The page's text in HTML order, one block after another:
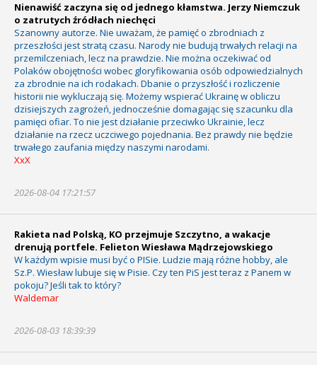
Nienawiść zaczyna się od jednego kłamstwa. Jerzy Niemczuk
o zatrutych źródłach niechęci
Szanowny autorze. Nie uważam, że pamięć o zbrodniach z
przeszłości jest stratą czasu. Narody nie budują trwałych relacji na
przemilczeniach, lecz na prawdzie. Nie można oczekiwać od
Polaków obojętności wobec gloryfikowania osób odpowiedzialnych
za zbrodnie na ich rodakach. Dbanie o przyszłość i rozliczenie
historii nie wykluczają się. Możemy wspierać Ukrainę w obliczu
dzisiejszych zagrożeń, jednocześnie domagając się szacunku dla
pamięci ofiar. To nie jest działanie przeciwko Ukrainie, lecz
działanie na rzecz uczciwego pojednania. Bez prawdy nie będzie
trwałego zaufania między naszymi narodami.
XxX
2026-08-04 17:21:57
Rakieta nad Polską, KO przejmuje Szczytno, a wakacje
drenują portfele. Felieton Wiesława Mądrzejowskiego
W każdym wpisie musi być o PISie. Ludzie mają różne hobby, ale
Sz.P. Wiesław lubuje się w Pisie. Czy ten PiS jest teraz z Panem w
pokoju? Jeśli tak to który?
Waldemar
2026-08-03 18:39:39